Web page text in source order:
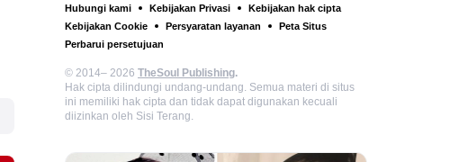
Hubungi kami Kebijakan Privasi
Kebijakan hak cipta
Kebijakan Cookie
Persyaratan layanan
Peta Situs
Perbarui persetujuan
© 2014– 2026 TheSoul Publishing.
Hak cipta dilindungi undang-undang. Semua materi di situs
ini memiliki hak cipta dan tidak dapat digunakan kecuali
diizinkan oleh Sisi Terang.